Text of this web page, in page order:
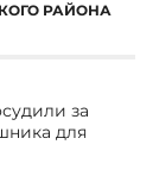
РАЙОНА
за
для